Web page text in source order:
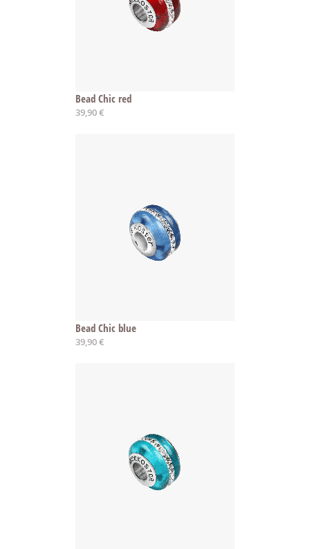
Bead Chic red
39,90 €
Bead Chic blue
39,90 €